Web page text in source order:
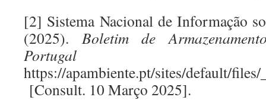
[2] Sistema Nacional de Informação
(2025). Boletim de
Portugal
https://apambiente.pt/sites/default/
[Consult. 10 Março 2025].